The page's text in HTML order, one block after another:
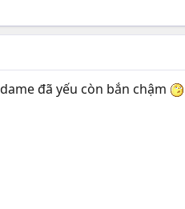
đã yếu còn bắn chậm